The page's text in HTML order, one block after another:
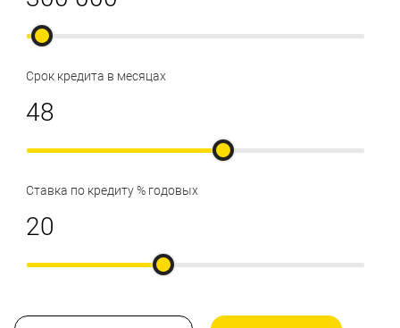
Срок кредита в месяцах
Ставка по кредиту % годовых